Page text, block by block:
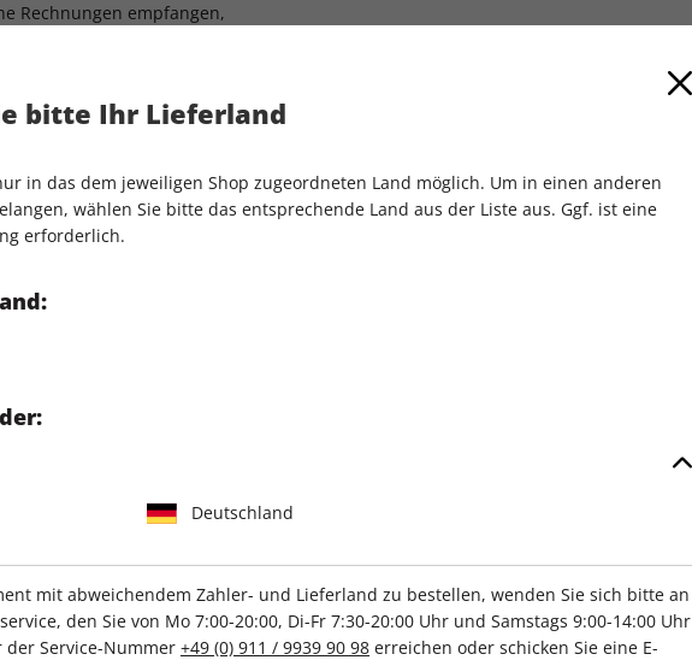
Rechnungen empfangen,
revisionssicher digital
mit Fischertechnik
auf dem Pico 2W
mit MicroPython
auf dem
IHRE ABO-VORTEILE
bitte Ihr Lieferland
in das dem jeweiligen Shop zugeordneten Land möglich. Um in einen anderen
wählen Sie bitte das entsprechende Land aus der Liste aus. Ggf. ist eine
erforderlich.
Deutschland
mit abweichendem Zahler- und Lieferland zu bestellen, wenden Sie sich bitte an
den Sie von Mo 7:00-20:00, Di-Fr 7:30-20:00 Uhr und Samstags 9:00-14:00 Uhr
Service-Nummer +49 (0) 911 / 9939 90 98 erreichen oder schicken Sie eine E-